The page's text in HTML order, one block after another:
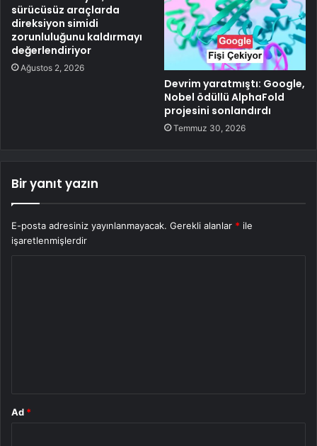
sürücüsüz araçlarda
direksiyon simidi
zorunluluğunu kaldırmayı
değerlendiriyor
Ağustos 2, 2026
Devrim yaratmıştı: Google,
Nobel ödüllü AlphaFold
projesini sonlandırdı
Temmuz 30, 2026
Bir yanıt yazın
E-posta adresiniz yayınlanmayacak. Gerekli alanlar * ile
işaretlenmişlerdir
Ad *